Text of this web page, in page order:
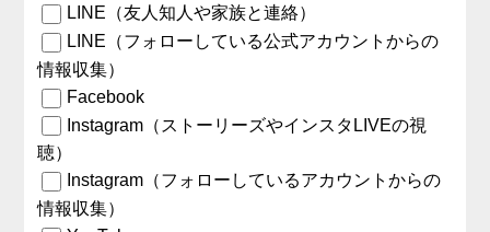
LINE（友人知人や家族と連絡）
LINE（フォローしている公式アカウントからの
情報収集）
Facebook
Instagram（ストーリーズやインスタLIVEの視
聴）
Instagram（フォローしているアカウントからの
情報収集）